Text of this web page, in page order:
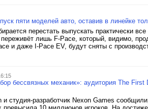
пяти моделей авто, оставив в линейке
перестать выпускать практически
лишь F-Pace, который, видимо,
и даже I-Pace EV, будут сняты с
бессвязных механик»: аудитория The
и студия-разработчик Nexon Games